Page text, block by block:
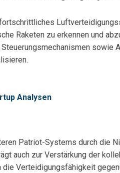
Raketen zu erkennen und
sowie
Patriot-Systems durch die
auch zur Verstärkung der
die Verteidigungsfähigkeit